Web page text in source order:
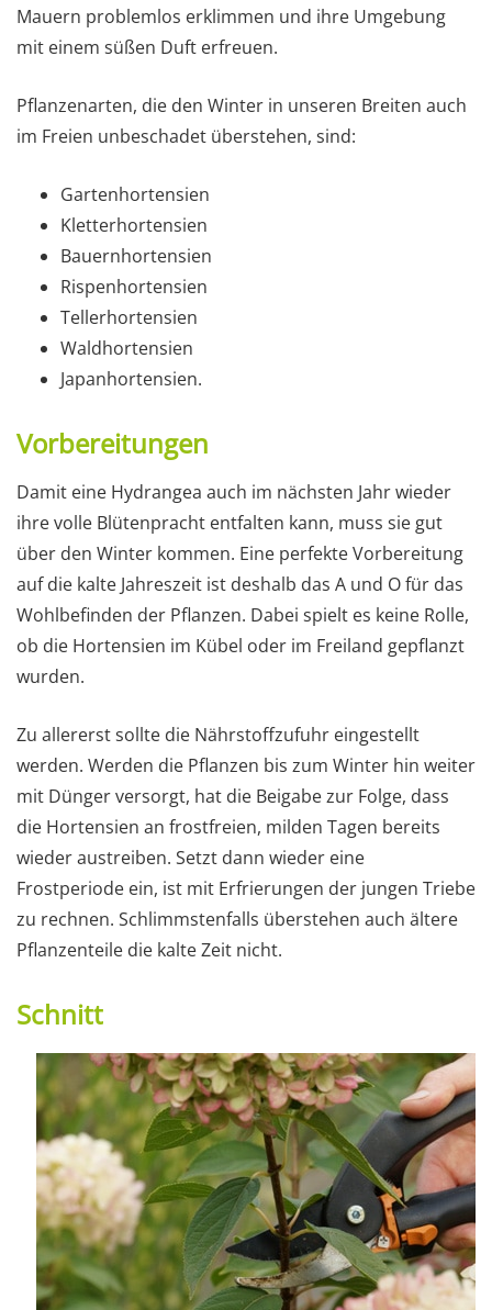
Mauern problemlos erklimmen und ihre Umgebung
mit einem süßen Duft erfreuen.
Pflanzenarten, die den Winter in unseren Breiten auch
im Freien unbeschadet überstehen, sind:
Gartenhortensien
Kletterhortensien
Bauernhortensien
Rispenhortensien
Tellerhortensien
Waldhortensien
Japanhortensien.
Vorbereitungen
Damit eine Hydrangea auch im nächsten Jahr wieder
ihre volle Blütenpracht entfalten kann, muss sie gut
über den Winter kommen. Eine perfekte Vorbereitung
auf die kalte Jahreszeit ist deshalb das A und O für das
Wohlbefinden der Pflanzen. Dabei spielt es keine Rolle,
ob die Hortensien im Kübel oder im Freiland gepflanzt
wurden.
Zu allererst sollte die Nährstoffzufuhr eingestellt
werden. Werden die Pflanzen bis zum Winter hin weiter
mit Dünger versorgt, hat die Beigabe zur Folge, dass
die Hortensien an frostfreien, milden Tagen bereits
wieder austreiben. Setzt dann wieder eine
Frostperiode ein, ist mit Erfrierungen der jungen Triebe
zu rechnen. Schlimmstenfalls überstehen auch ältere
Pflanzenteile die kalte Zeit nicht.
Schnitt